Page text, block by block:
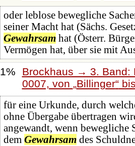
oder leblose bewegliche
seiner Macht hat (Sächs.
Gewahrsamhat (Österr.
Vermögen hat, über sie mit
1%
Brockhaus → 3. Band:
0007, von Billinger
für eine Urkunde, durch
ohne Übergabe übertragen
angewandt, wenn bewegliche
dem Gewahrsamdes